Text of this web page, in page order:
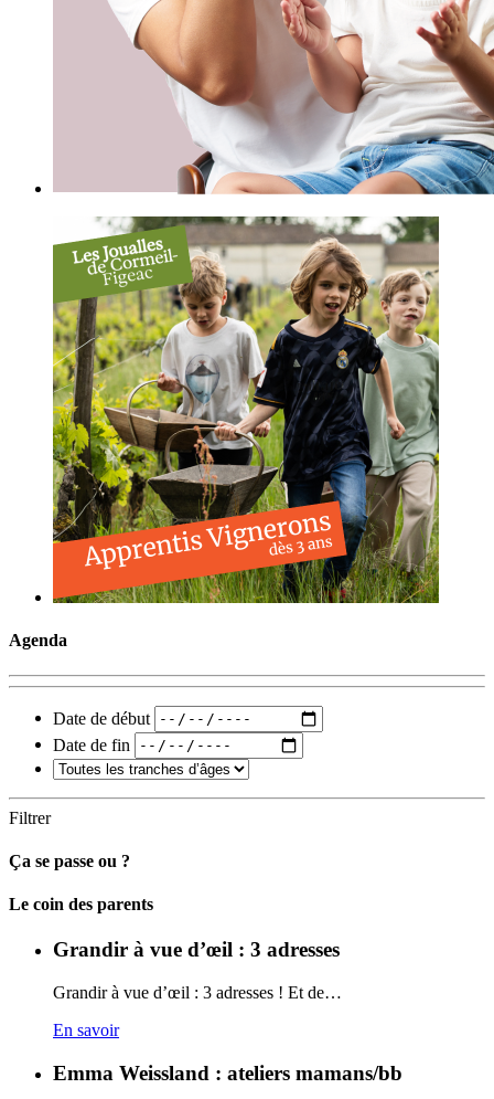
Agenda
Date de début
Date de fin
Filtrer
Ça se passe ou ?
Carto
Le coin des parents
Grandir à vue d’œil : 3 adresses
Grandir à vue d’œil : 3 adresses ! Et de…
En savoir
Emma Weissland : ateliers mamans/bb